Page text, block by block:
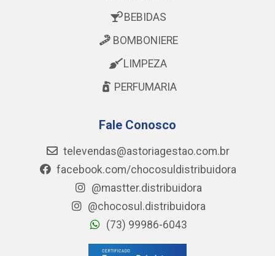
BEBIDAS
BOMBONIERE
LIMPEZA
PERFUMARIA
Fale Conosco
televendas@astoriagestao.com.br
facebook.com/chocosuldistribuidora
@mastter.distribuidora
@chocosul.distribuidora
(73) 99986-6043